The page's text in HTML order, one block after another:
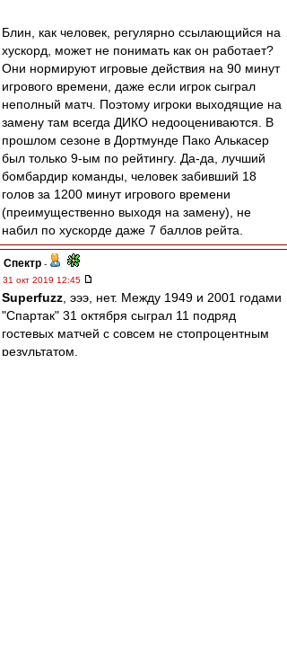
Блин, как человек, регулярно ссылающийся на
хускорд, может не понимать как он работает?
Они нормируют игровые действия на 90 минут
игрового времени, даже если игрок сыграл
неполный матч. Поэтому игроки выходящие на
замену там всегда ДИКО недооцениваются. В
прошлом сезоне в Дортмунде Пако Алькасер
был только 9-ым по рейтингу. Да-да, лучший
бомбардир команды, человек забивший 18
голов за 1200 минут игрового времени
(преимущественно выходя на замену), не
набил по хускорде даже 7 баллов рейта.
Спектр -
31 окт 2019 12:45
Superfuzz , эээ, нет. Между 1949 и 2001 годами
"Спартак" 31 октября сыграл 11 подряд
гостевых матчей с совсем не стопроцентным
результатом.